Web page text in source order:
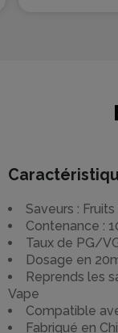
Saveurs :
Contenance :
Taux de PG/
Dosage en
Reprends les
Vape
Compatible
Fabriqué en